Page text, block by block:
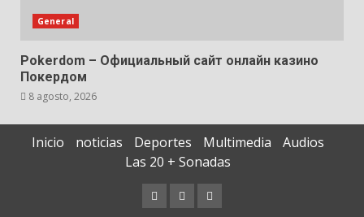
General
Pokerdom – Официальный сайт онлайн казино
Покердом
8 agosto, 2026
Inicio noticias Deportes Multimedia
Audios
Las 20 + Sonadas